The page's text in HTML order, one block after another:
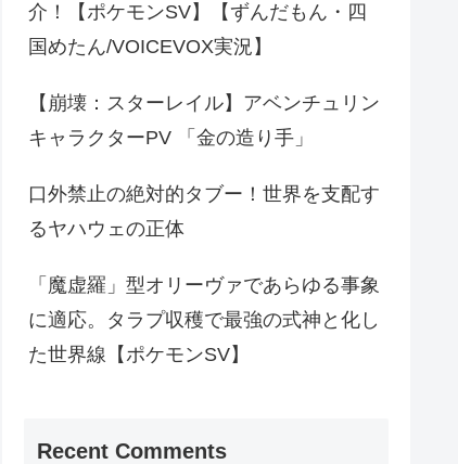
介！【ポケモンSV】【ずんだもん・四
国めたん/VOICEVOX実況】
【崩壊：スターレイル】アベンチュリン
キャラクターPV 「金の造り手」
口外禁止の絶対的タブー！世界を支配す
るヤハウェの正体
「魔虚羅」型オリーヴァであらゆる事象
に適応。タラプ収穫で最強の式神と化し
た世界線【ポケモンSV】
Recent Comments